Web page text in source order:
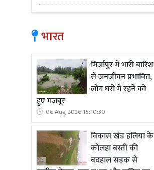
भारत
मिर्जापुर में भारी बारिश
से जनजीवन प्रभावित,
लोग घरों में रहने को
हुए मजबूर
06 Aug 2026 15:10:30
विकास खंड हलिया के
कोलहा बस्ती की
बदहाल सड़क से